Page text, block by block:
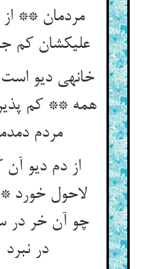
مردمان ** از
علیک‏شان کم
خانه‏ی دیو
همه ** کم پذیر
مردم
از دم دیو آن
لاحول خورد
چو آن خر در
در نبرد